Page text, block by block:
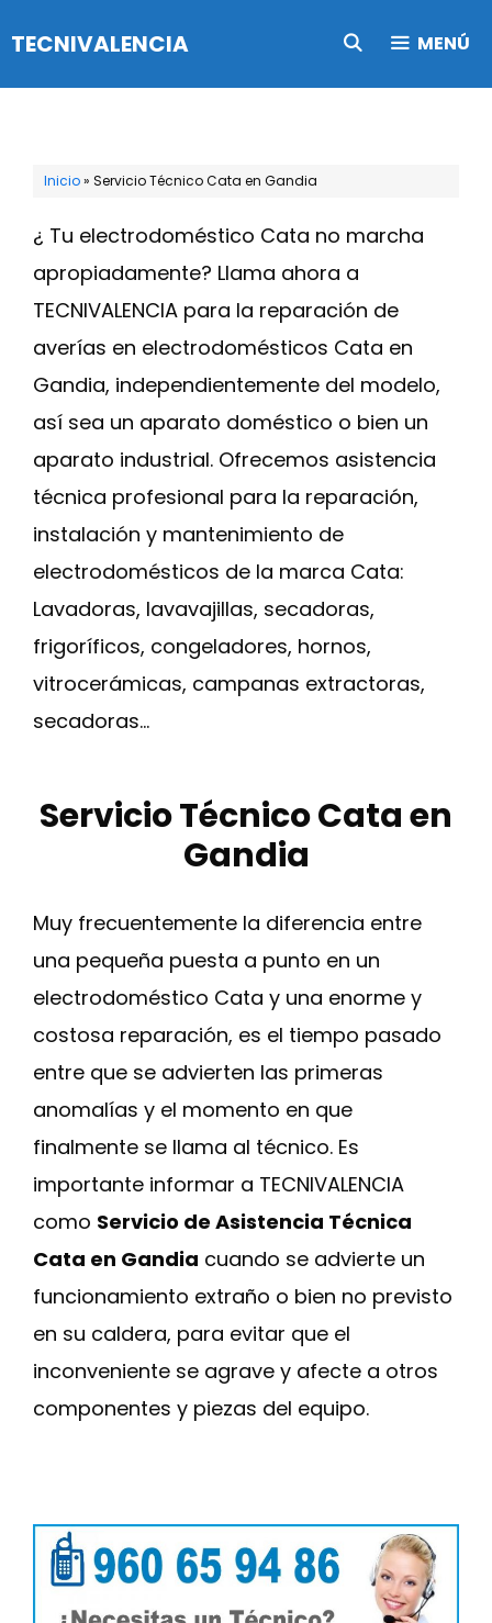
al
contenido
TECNIVALENCIA MENÚ
Inicio» Servicio Técnico Cata en Gandia
¿ Tu electrodoméstico Cata no marcha
apropiadamente? Llama ahora a
TECNIVALENCIA para la reparación de
averías en electrodomésticos Cata en
Gandia, independientemente del modelo,
así sea un aparato doméstico o bien un
aparato industrial. Ofrecemos asistencia
técnica profesional para la reparación,
instalación y mantenimiento de
electrodomésticos de la marca Cata:
Lavadoras, lavavajillas, secadoras,
frigoríficos, congeladores, hornos,
vitrocerámicas, campanas extractoras,
secadoras…
Servicio Técnico Cata en
Gandia
Muy frecuentemente la diferencia entre
una pequeña puesta a punto en un
electrodoméstico Cata y una enorme y
costosa reparación, es el tiempo pasado
entre que se advierten las primeras
anomalías y el momento en que
finalmente se llama al técnico. Es
importante informar a TECNIVALENCIA
como Servicio de Asistencia Técnica
Cata en Gandia cuando se advierte un
funcionamiento extraño o bien no previsto
en su caldera, para evitar que el
inconveniente se agrave y afecte a otros
componentes y piezas del equipo.